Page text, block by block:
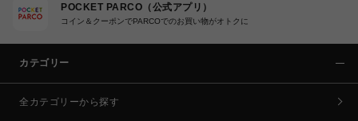
POCKET PARCO（公式アプリ）
コイン＆クーポンでPARCOでのお買い物がオトクに
カテゴリー
全カテゴリーから探す